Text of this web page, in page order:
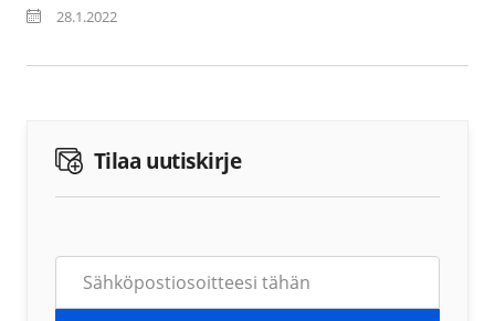
28.1.2022
Tilaa uutiskirje